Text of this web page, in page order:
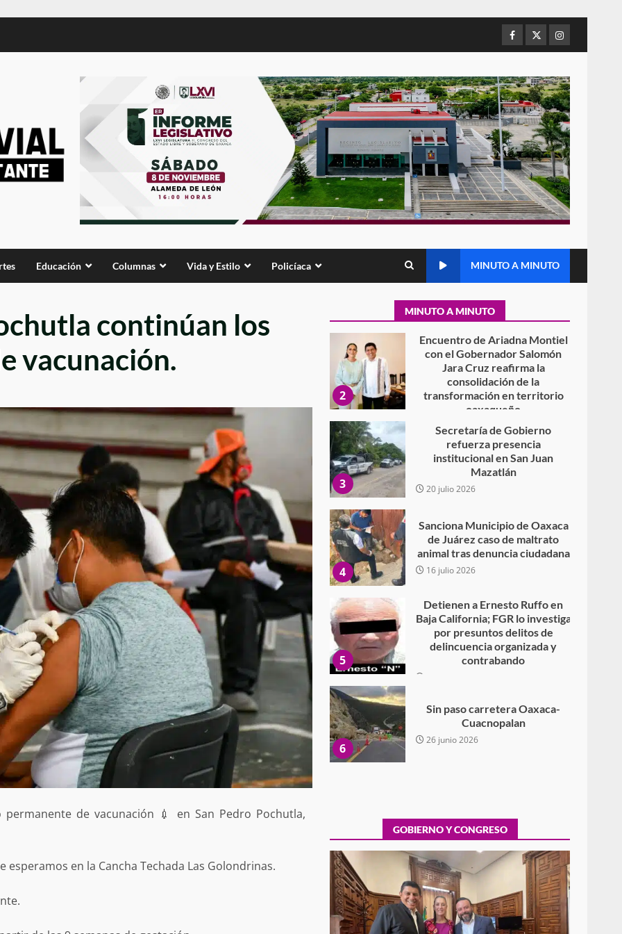
Facebook
TwitterInstagram
Educación Columnas Vida y Estilo Policíaca MINUTO A MINUTO
continúan los
vacunación.
de vacunación 💉 en San Pedro Pochutla,
esperamos en la Cancha Techada Las Golondrinas.
MINUTO A MINUTO
delincuencia organizada y
contrabando
6
Sin paso carretera Oaxaca-
Cuacnopalan
26 junio 2026
7
Ejecuta orden de aprehensión
por el delito de pederastia
cometido en la región del Istmo
de Tehuantepec
22 junio 2026
Ciudad Salud: justicia social
para Oaxaca
5 agosto 2026
2
Encuentro de Ariadna Montiel
con el Gobernador Salomón
Jara Cruz reafirma la
consolidación de la
transformación en territorio
oaxaqueño
30 julio 2026
3
Secretaría de Gobierno
refuerza presencia
institucional en San Juan
Mazatlán
20 julio 2026
4
Sanciona Municipio de Oaxaca
de Juárez caso de maltrato
animal tras denuncia ciudadana
16 julio 2026
5
Detienen a Ernesto Ruffo en
Baja California; FGR lo investiga
por presuntos delitos de
delincuencia organizada y
contrabando
6
Sin paso carretera Oaxaca-
Cuacnopalan
26 junio 2026
7
de Tehuantepec
22 junio 2026
1
Ciudad Salud: justicia social
para Oaxaca
5 agosto 2026
GOBIERNO Y CONGRESO